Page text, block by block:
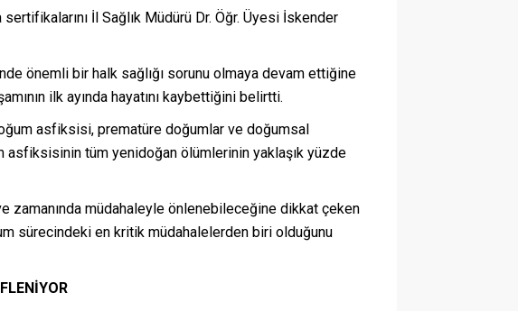
İl Sağlık Müdürü Dr. Öğr. Üyesi İskender
önemli bir halk sağlığı sorunu olmaya devam ettiğine
ilk ayında hayatını kaybettiğini belirtti.
asfiksisi, prematüre doğumlar ve doğumsal
tüm yenidoğan ölümlerinin yaklaşık yüzde
zamanında müdahaleyle önlenebileceğine dikkat çeken
sürecindeki en kritik müdahalelerden biri olduğunu